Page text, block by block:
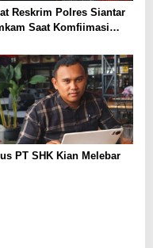
Reskrim Polres Siantar
Saat Komfiimasi
di Jalan
PT SHK Kian Melebar